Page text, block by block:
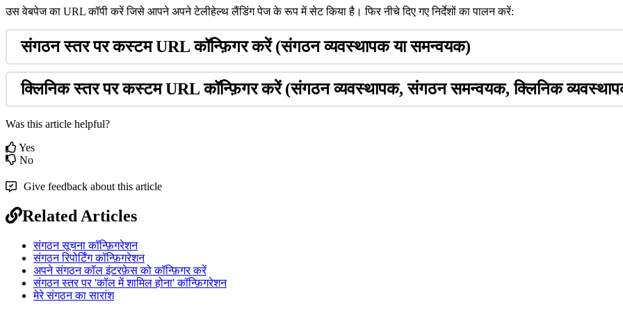
उस वबपज क URL कप कर जस आपन अपन टलहलथ लडग पज क रप म सट कय ह । फर नच दए गए नरश क पलन कर:
सगठन सतर पर कसटम URL कनगर कर (सगठन वयवसथपक य समनवयक)
कनक सतर पर कसटम URL कनगर कर (सगठन वयवसथपक, सगठन समनवयक, कनक वयवसथप
Was this article helpful?
Yes
No
Give feedback about this article
Related Articles
संगठन सूचना कॉन्फ़िगरेशन
संगठन रिपोर्टिंग कॉन्फ़िगरेशन
अपने संगठन कॉल इंटरफ़ेस को कॉन्फ़िगर करें
संगठन स्तर पर 'कॉल में शामिल होना' कॉन्फ़िगरेशन
मेरे संगठन का सारांश